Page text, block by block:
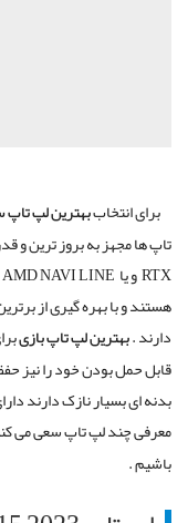
برای انتخاببهترین لپ
تاپ ها مجهز به بروز ترین و
RTXو یا
هستند و با بهره گیری از
دارند .بهترین لپ تاپ بازی
قابل حمل بودن خود را نیز
بدنه ای بسیار نازک دارند
معرفی چند لپ تاپ سعی می
باشیم .